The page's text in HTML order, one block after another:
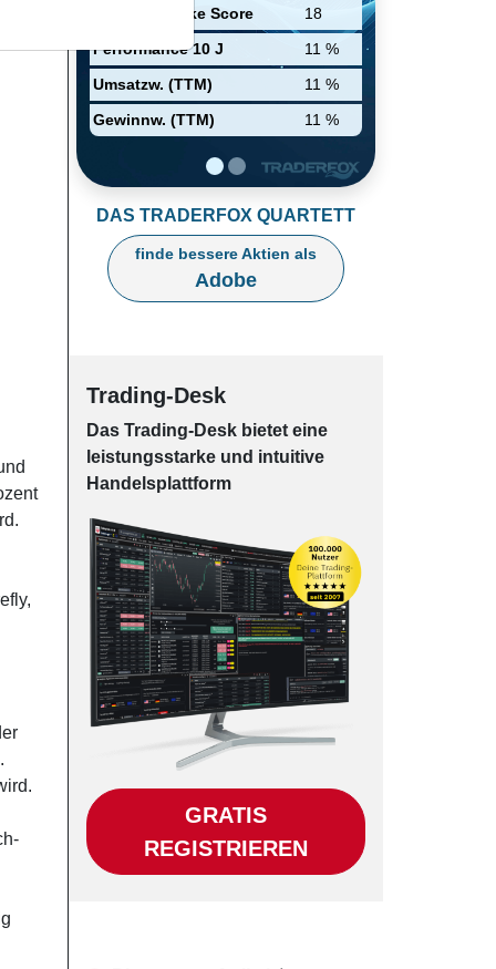
Relative Stärke Score
18
Performance 10 J
11 %
Umsatzw. (TTM)
11 %
Gewinnw. (TTM)
11 %
legacy products (weniger als 5%
des Umsatzes).
DAS TRADERFOX QUARTETT
finde bessere Aktien als
Adobe
Trading-Desk
Das Trading-Desk bie­tet eine
leis­tungs­star­ke und in­tui­tive
Han­dels­platt­form
GRATIS
REGISTRIEREN